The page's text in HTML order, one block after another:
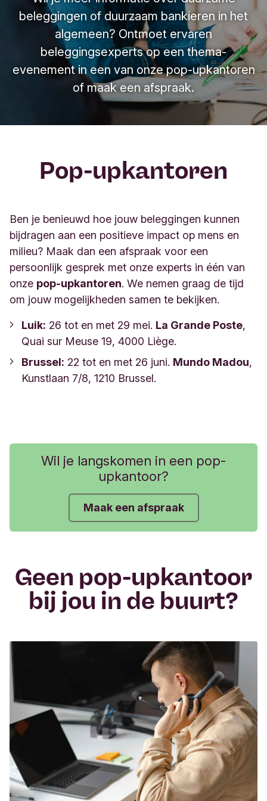
beleggingen of duurzaam bankieren in het
algemeen? Ontmoet ervaren
beleggingsexperts op een thema-
evenement in een van onze pop-upkantoren
of maak een afspraak.
Pop-upkantoren
Ben je benieuwd hoe jouw beleggingen kunnen
bijdragen aan een positieve impact op mens en
milieu? Maak dan een afspraak voor een
persoonlijk gesprek met onze experts in één van
onze pop-upkantoren. We nemen graag de tijd
om jouw mogelijkheden samen te bekijken.
Luik: 26 tot en met 29 mei. La Grande Poste,
Quai sur Meuse 19, 4000 Liège.
Brussel: 22 tot en met 26 juni. Mundo Madou,
Kunstlaan 7/8, 1210 Brussel.
Wil je langskomen in een pop-
upkantoor?
Maak een afspraak
Geen pop-upkantoor
bij jou in de buurt?